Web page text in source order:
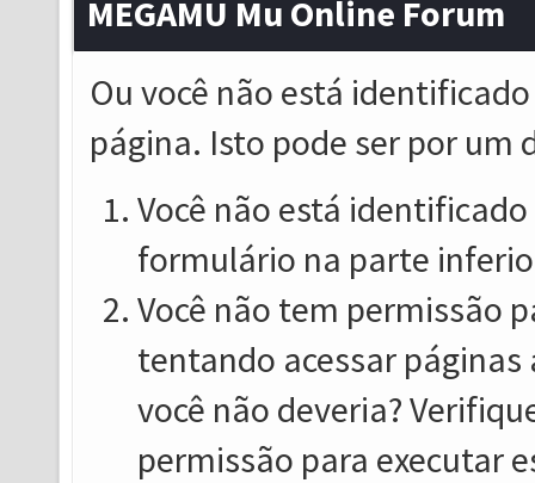
MEGAMU Mu Online Forum
Ou você não está
página. Isto pode ser por um
Você não está
formulário na parte
Você não tem permissão
tentando acessar
você não deveria?
permissão para executar